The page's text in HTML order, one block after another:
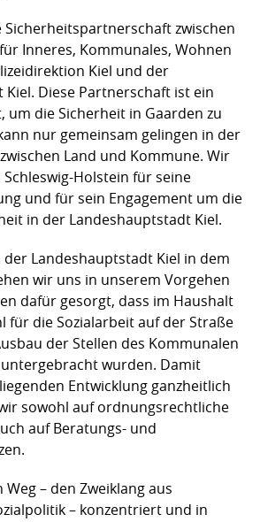
Sicherheitspartnerschaft zwischen
Inneres, Kommunales, Wohnen
Kiel und der
Diese Partnerschaft ist ein
um die Sicherheit in Gaarden zu
nur gemeinsam gelingen in der
Land und Kommune. Wir
Holstein für seine
und für sein Engagement um die
in der Landeshauptstadt Kiel.
der Landeshauptstadt Kiel in dem
wir uns in unserem Vorgehen
dafür gesorgt, dass im Haushalt
für die Sozialarbeit auf der Straße
der Stellen des Kommunalen
wurden. Damit
Entwicklung ganzheitlich
sowohl auf ordnungsrechtliche
auf Beratungs- und
Weg – den Zweiklang aus
– konzentriert und in